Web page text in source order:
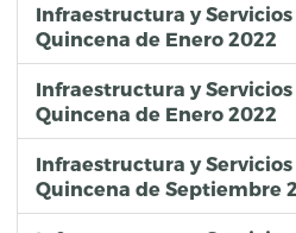
Infraestructura y
Quincena de Enero 2022
Infraestructura y
Quincena de Enero 2022
Infraestructura y
Quincena de Septiembre